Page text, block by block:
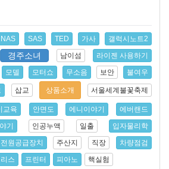
NAS SAS TED 가사
갤럭시노트2
경주소녀 남이섬
라이젠 사용하기
모델 모터쇼 무소음 보안 불여우
삽교 상품소개 서울세계불꽃축제
교육 안면도 에니이야기
에버랜드
기 인공누액 일출
입자물리학
전원공급장치 주산지 직장
차량점검
스 프린터 피아노 핵실험